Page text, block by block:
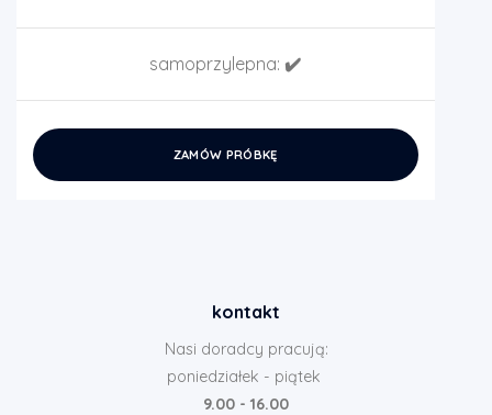
samoprzylepna: ✔️
ZAMÓW PRÓBKĘ
kontakt
Nasi doradcy pracują:
poniedziałek - piątek
9.00 - 16.00